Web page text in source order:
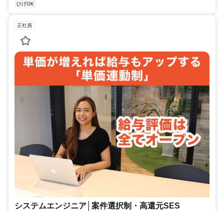
ひげOK
正社員
システムエンジニア│案件選択制・高還元SES